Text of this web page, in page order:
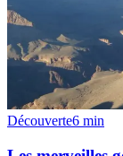
Découverte6 min